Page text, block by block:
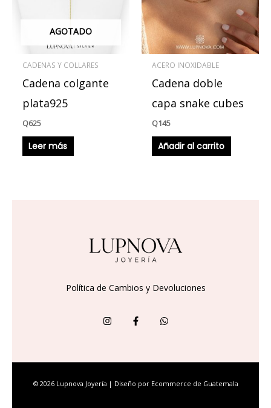
AGOTADO
CADENAS Y COLLARES
Cadena colgante
plata925
Q625
Leer más
ACERO INOXIDABLE
Cadena doble
capa snake cubes
Q145
Añadir al carrito
Política de Cambios y Devoluciones
© 2026 Lupnova Joyería | Diseño por Ecommerce de Guatemala